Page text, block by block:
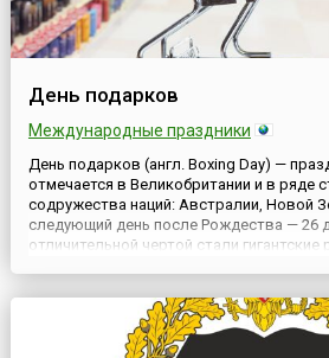
День подарков
Международные праздники
День подарков (англ. Boxing Day) —
отмечается в Великобритании и в ряде
содружества наций: Австралии, Новой
следующий день после Рождества — 26
отличительной чертой стали